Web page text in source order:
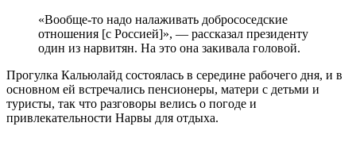
«Вообще-то надо налаживать добрососедские
отношения [с Россией]», — рассказал президенту
один из нарвитян. На это она закивала головой.
Прогулка Кальюлайд состоялась в середине рабочего дня, и в
основном ей встречались пенсионеры, матери с детьми и
туристы, так что разговоры велись о погоде и
привлекательности Нарвы для отдыха.